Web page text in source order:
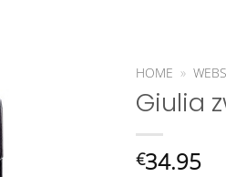
HOME »
Giulia
€34.95